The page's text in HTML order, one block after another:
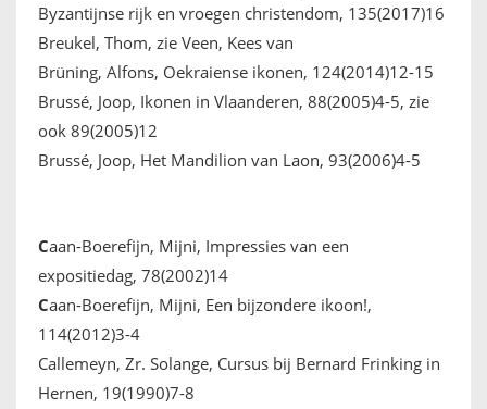
Byzantijnse rijk en vroegen christendom, 135(2017)16
Breukel, Thom, zie Veen, Kees van
Brüning, Alfons, Oekraiense ikonen, 124(2014)12-15
Brussé, Joop, Ikonen in Vlaanderen, 88(2005)4-5, zie
ook 89(2005)12
Brussé, Joop, Het Mandilion van Laon, 93(2006)4-5
Caan-Boerefijn, Mijni, Impressies van een
expositiedag, 78(2002)14
Caan-Boerefijn, Mijni, Een bijzondere ikoon!,
114(2012)3-4
Callemeyn, Zr. Solange, Cursus bij Bernard Frinking in
Hernen, 19(1990)7-8